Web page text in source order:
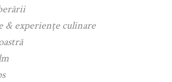
& experiențe culinare